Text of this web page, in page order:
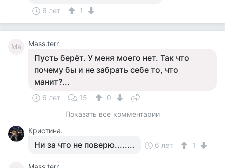
6 лет 1
Ma Mass.terr
Пусть берёт. У меня моего нет. Так что
почему бы и не забрать себе то, что
манит?...
6 лет 15
0
Показать все комментарии
Кристина.
Ни за что не поверю........ 6 лет 1